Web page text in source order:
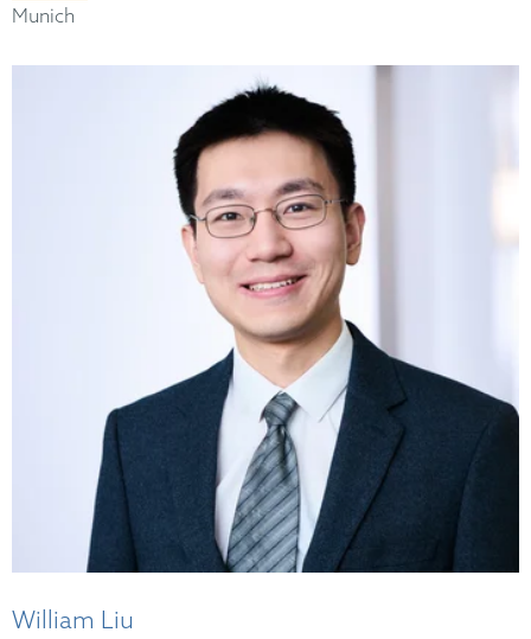
Munich
William Liu